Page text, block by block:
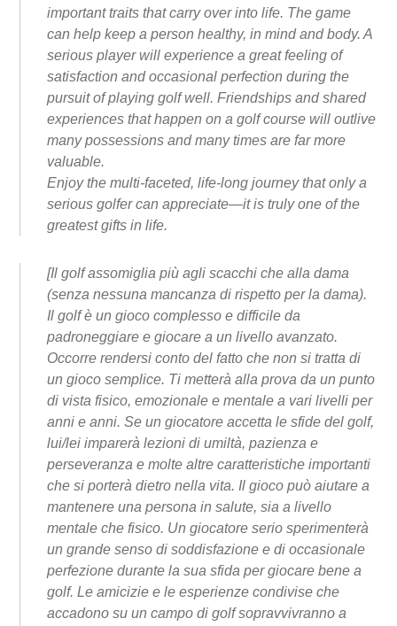
important traits that carry over into life. The game
can help keep a person healthy, in mind and body. A
serious player will experience a great feeling of
satisfaction and occasional perfection during the
pursuit of playing golf well. Friendships and shared
experiences that happen on a golf course will outlive
many possessions and many times are far more
valuable.
Enjoy the multi-faceted, life-long journey that only a
serious golfer can appreciate—it is truly one of the
greatest gifts in life.
[Il golf assomiglia più agli scacchi che alla dama
(senza nessuna mancanza di rispetto per la dama).
Il golf è un gioco complesso e difficile da
padroneggiare e giocare a un livello avanzato.
Occorre rendersi conto del fatto che non si tratta di
un gioco semplice. Ti metterà alla prova da un punto
di vista fisico, emozionale e mentale a vari livelli per
anni e anni. Se un giocatore accetta le sfide del golf,
lui/lei imparerà lezioni di umiltà, pazienza e
perseveranza e molte altre caratteristiche importanti
che si porterà dietro nella vita. Il gioco può aiutare a
mantenere una persona in salute, sia a livello
mentale che fisico. Un giocatore serio sperimenterà
un grande senso di soddisfazione e di occasionale
perfezione durante la sua sfida per giocare bene a
golf. Le amicizie e le esperienze condivise che
accadono su un campo di golf sopravvivranno a